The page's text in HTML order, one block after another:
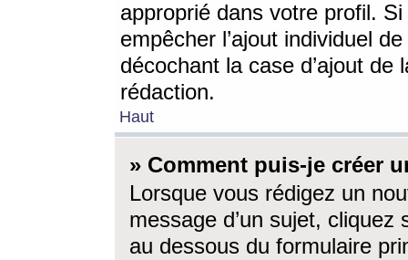
approprié dans votre profil.
empêcher l’ajout individuel
décochant la case d’ajout
rédaction.
Haut
» Comment puis-je créer
Lorsque vous rédigez un
message d’un sujet, cliquez
au dessous du formulaire